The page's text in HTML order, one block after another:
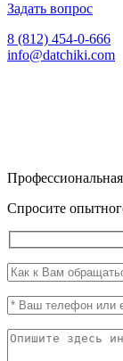
Задать вопрос
8 (812) 454-0-666
info@datchiki.com
Спросите